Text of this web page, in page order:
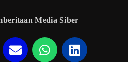
Media Siber